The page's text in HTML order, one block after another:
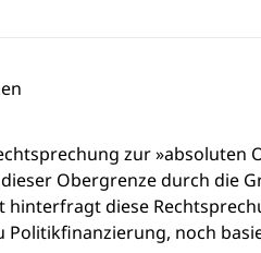
zur »absoluten
Obergrenze durch die
diese
noch